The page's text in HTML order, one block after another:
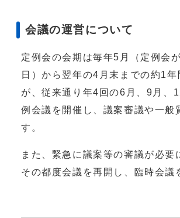
会議の運営について
定例会の会期は毎年5月（定例会
日）から翌年の4月末までの約1年
が、従来通り年4回の6月、9月、
例会議を開催し、議案審議や一般
す。
また、緊急に議案等の審議が必要
その都度会議を再開し、臨時会議